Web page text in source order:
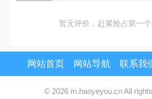
暂无评价，赶紧抢占第一
网站首页 网站导航 联系我
© 2026 m.haoyeyou.cn All